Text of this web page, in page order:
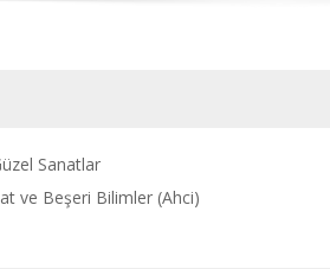
Sanatlar
ve Beşeri Bilimler (Ahci)